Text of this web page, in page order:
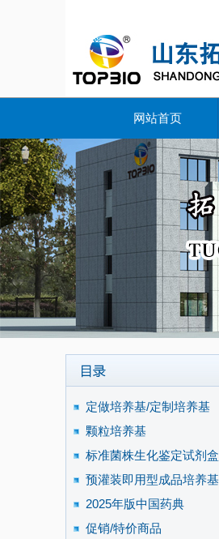
网站首页
定做培养基/定制培养基
颗粒培养基
标准菌株生化鉴定试剂盒
预灌装即用型成品培养基
2025年版中国药典
促销/特价商品